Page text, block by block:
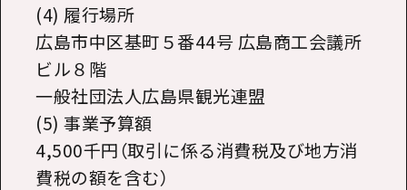
(4) 履行場所
広島市中区基町５番44号 広島商工会議所
ビル８階
一般社団法人広島県観光連盟
(5) 事業予算額
4,500千円（取引に係る消費税及び地方消
費税の額を含む）